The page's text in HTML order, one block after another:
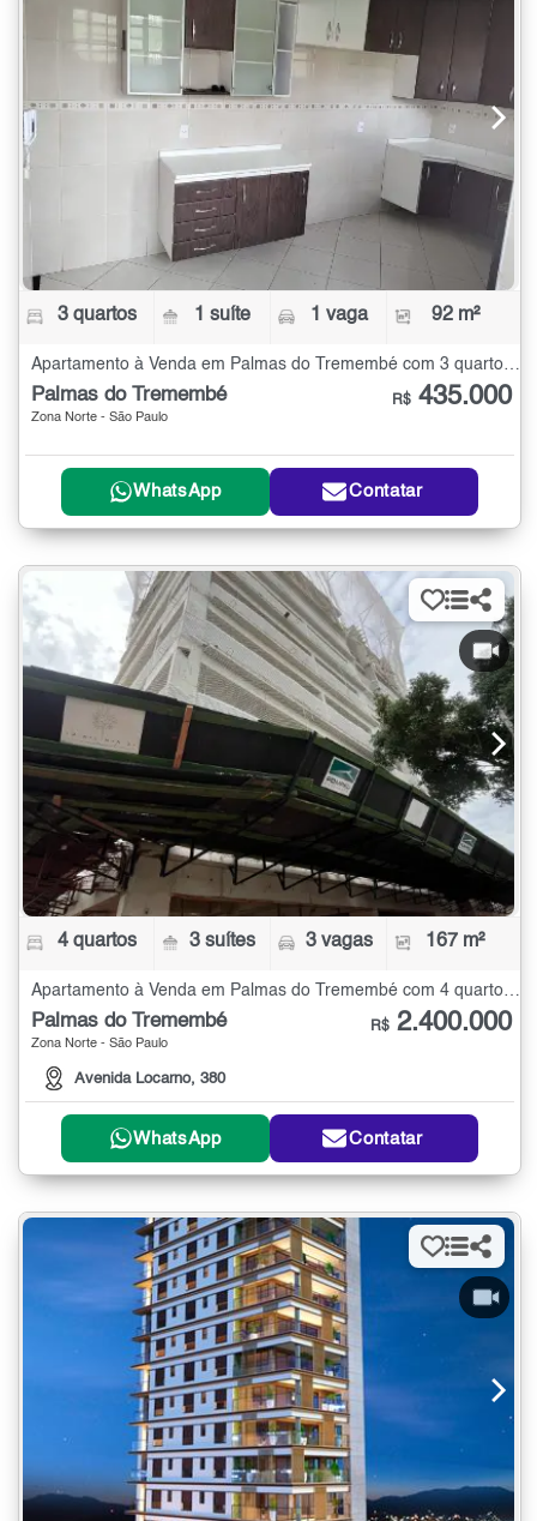
3 quartos 1 suíte 1 vaga 92 m²
Palmas do Tremembé
Zona Norte - São Paulo
R$ 435.000
WhatsApp Contatar
4 quartos 3 suítes 3 vagas 167 m²
Apartamento à Venda em Palmas do Tremembé com 4 quartos - 167 m²
Palmas do Tremembé
Zona Norte - São Paulo
Avenida Locarno, 380
R$ 2.400.000
WhatsApp Contatar